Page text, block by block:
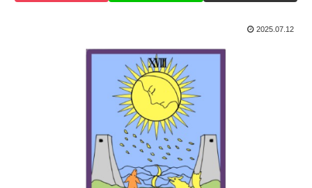
2025.07.12